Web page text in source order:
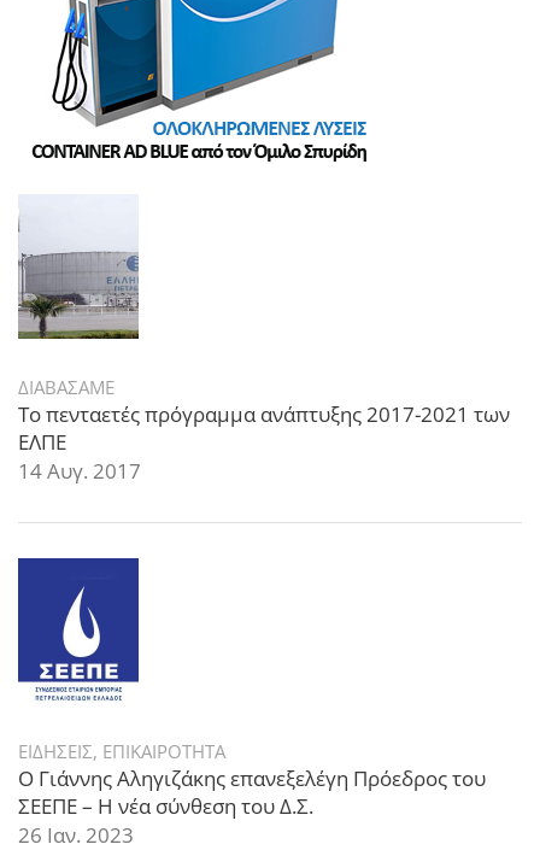
ΔΙΑΒΑΣΑΜΕ
Το πενταετές πρόγραμμα ανάπτυξης 2017-2021 των
ΕΛΠΕ
14 Αυγ. 2017
ΕΙΔΗΣΕΙΣ, ΕΠΙΚΑΙΡΟΤΗΤΑ
Ο Γιάννης Αληγιζάκης επανεξελέγη Πρόεδρος του
ΣΕΕΠΕ – Η νέα σύνθεση του Δ.Σ.
26 Ιαν. 2023